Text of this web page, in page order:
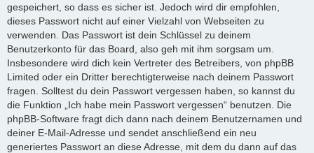
gespeichert, so dass es sicher ist. Jedoch wird dir empfohlen,
dieses Passwort nicht auf einer Vielzahl von Webseiten zu
verwenden. Das Passwort ist dein Schlüssel zu deinem
Benutzerkonto für das Board, also geh mit ihm sorgsam um.
Insbesondere wird dich kein Vertreter des Betreibers, von phpBB
Limited oder ein Dritter berechtigterweise nach deinem Passwort
fragen. Solltest du dein Passwort vergessen haben, so kannst du
die Funktion „Ich habe mein Passwort vergessen“ benutzen. Die
phpBB-Software fragt dich dann nach deinem Benutzernamen und
deiner E-Mail-Adresse und sendet anschließend ein neu
generiertes Passwort an diese Adresse, mit dem du dann auf das